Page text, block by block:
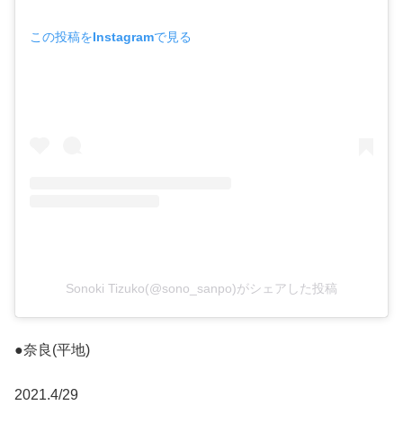
この投稿をInstagramで見る
Sonoki Tizuko(@sono_sanpo)がシェアした投稿
●奈良(平地)
2021.4/29